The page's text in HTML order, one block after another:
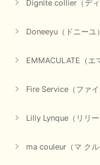
お正月休みだろうと
嬉しく思い
Dignite collier（ディ
Doneeyu（ドニーユ）
EMMACULATE（エ
Fire Service（ファイ
Lilly Lynque（リリー
ma couleur（マ クル